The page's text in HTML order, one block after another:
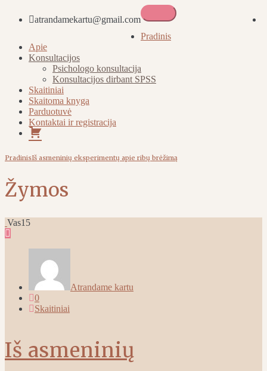
atrandamekartu@gmail.com
Atrandame kartu
Pradinis
Apie
Konsultacijos
Psichologo konsultacija
Konsultacijos dirbant SPSS
Skaitiniai
Skaitoma knyga
Parduotuvė
Kontaktai ir registracija
Pirkinių
krepšelis
PradinisIš asmeninių eksperimentų apie ribų brėžimą
Žymos
Vas15
Atrandame kartu
0
Skaitiniai
Iš asmeninių